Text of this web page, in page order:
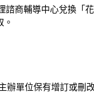
商輔導中心兌換「
單位保有增訂或刪